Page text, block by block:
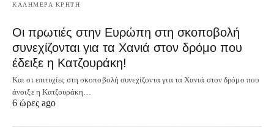
ΚΑΛΗΜΕΡΑ ΚΡΗΤΗ
Οι πρωτιές στην Ευρώπη στη σκοποβολή
συνεχίζονται για τα Χανιά στον δρόμο που
έδειξε η Κατζουράκη!
Και οι επιτυχίες στη σκοποβολή συνεχίζοντα για τα Χανιά στον δρόμο που
άνοιξε η Κατζουράκη…
6 ώρες ago